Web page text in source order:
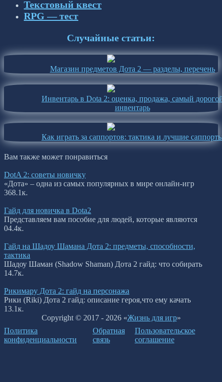
Текстовый квест
RPG — тест
Случайные статьи:
Магазин предметов Дота 2 — разделы, перечень
Инвентарь в Dota 2: оценка, продажа, самый
инвентарь
Как играть за саппортов: тактика и лучшие
Вам также может понравиться
DotA 2: советы новичку
«Дота» – одна из самых популярных в мире онлайн-игр
368.1к.
Гайд для новичка в Dota2
Представляем вам пособие для людей, которые являются
04.4к.
Гайд на Шадоу Шамана Дота 2: предметы, способности,
тактика
Шадоу Шаман (Shadow Shaman) Дота 2 гайд: что собирать
14.7к.
Рикимару Дота 2: гайд на персонажа
Рики (Riki) Дота 2 гайд: описание героя,что ему качать
13.1к.
Copyright © 2017 - 2026 «Жизнь для игр»
Политика
конфиденциальности
Обратная
связь
Пользовательское
соглашение